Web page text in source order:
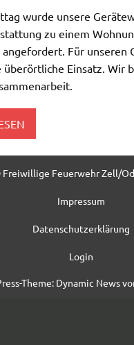
wurde unsere
zu einem
Für unseren
überörtliche Einsatz. Wir
Freiwillige Feuerwehr Zell/
Impressum
Datenschutzerklärung
Login
Theme: Dynamic News